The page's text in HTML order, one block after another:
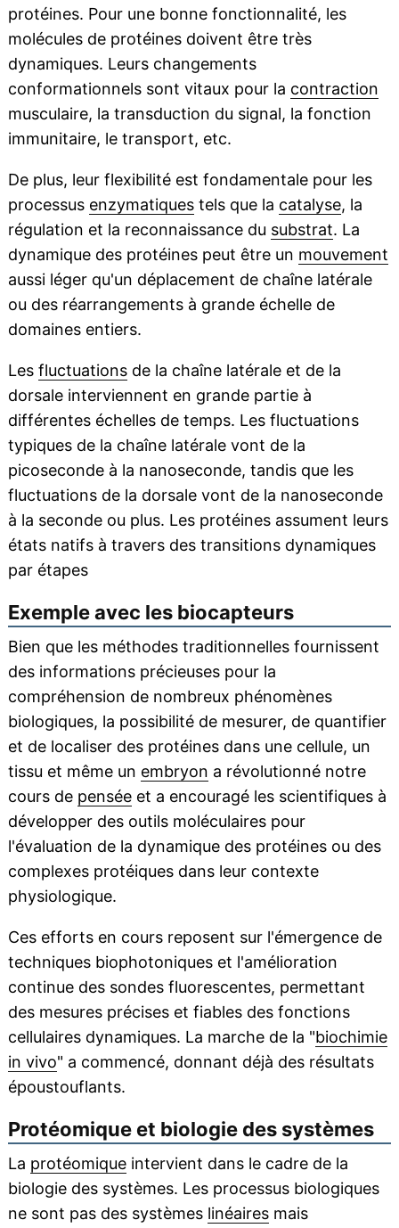
protéines. Pour une bonne fonctionnalité, les
molécules de protéines doivent être très
dynamiques. Leurs changements
conformationnels sont vitaux pour la contraction
musculaire, la transduction du signal, la fonction
immunitaire, le transport, etc.
De plus, leur flexibilité est fondamentale pour les
processus enzymatiquestels que la catalyse, la
régulation et la reconnaissance du substrat. La
dynamique des protéines peut être un mouvement
aussi léger qu'un déplacement de chaîne latérale
ou des réarrangements à grande échelle de
domaines entiers.
Les fluctuationsde la chaîne latérale et de la
dorsale interviennent en grande partie à
différentes échelles de temps. Les fluctuations
typiques de la chaîne latérale vont de la
picoseconde à la nanoseconde, tandis que les
fluctuations de la dorsale vont de la nanoseconde
à la seconde ou plus. Les protéines assument leurs
états natifs à travers des transitions dynamiques
par étapes
Exemple avec les biocapteurs
Bien que les méthodes traditionnelles fournissent
des informations précieuses pour la
compréhension de nombreux phénomènes
biologiques, la possibilité de mesurer, de quantifier
et de localiser des protéines dans une cellule, un
tissu et même un embryon a révolutionné notre
cours de penséeet a encouragé les scientifiques à
développer des outils moléculaires pour
l'évaluation de la dynamique des protéines ou des
complexes protéiques dans leur contexte
physiologique.
Ces efforts en cours reposent sur l'émergence de
techniques biophotoniques et l'amélioration
continue des sondes fluorescentes, permettant
des mesures précises et fiables des fonctions
cellulaires dynamiques. La marche de la "biochimie
in vivo" a commencé, donnant déjà des résultats
époustouflants.
Protéomique et biologie des systèmes
La protéomiqueintervient dans le cadre de la
biologie des systèmes. Les processus biologiques
ne sont pas des systèmes linéairesmais